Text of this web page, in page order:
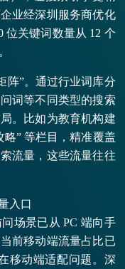
业经深圳服务商优化
位关键词数量从 12 个
阵”。通过行业词库分
词等不同类型的搜索
。比如为教育机构建
略” 等栏目，精准覆盖
流量，这些流量往往
入口
场景已从 PC 端向手
前移动端流量占比已
移动端适配问题。深